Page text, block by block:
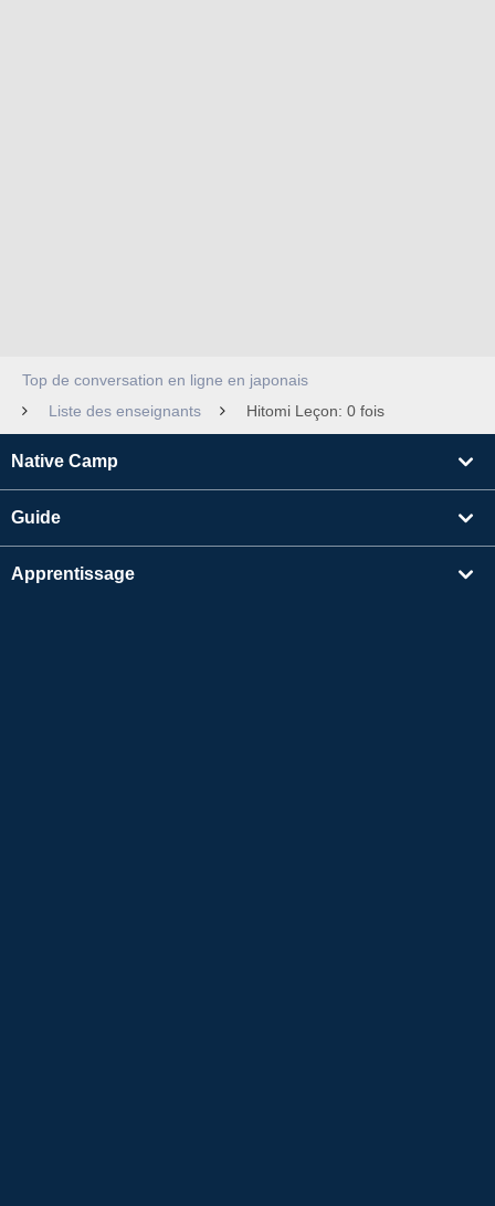
Top de conversation en ligne en japonais
Liste des enseignants
Hitomi Leçon: 0 fois
Native Camp
Guide
Apprentissage